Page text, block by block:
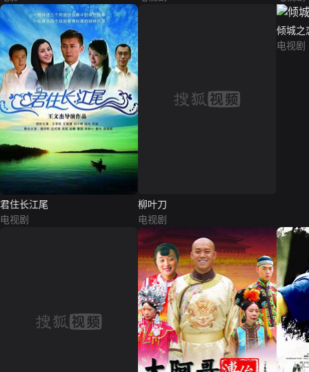
君住长江尾
电视剧
柳叶刀
电视剧
倾城之
电视剧